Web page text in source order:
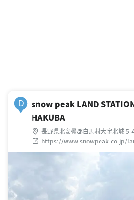
D
snow peak LAND
HAKUBA
長野県北安曇郡白馬村大字北城５
https://www.snowpeak.co.jp/